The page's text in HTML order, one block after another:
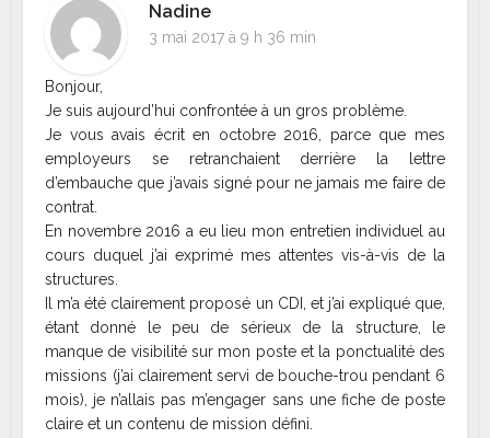
Nadine
3 mai 2017 à 9 h 36 min
Bonjour,
Je suis aujourd’hui confrontée à un gros problème.
Je vous avais écrit en octobre 2016, parce que mes
employeurs se retranchaient derrière la lettre
d’embauche que j’avais signé pour ne jamais me faire de
contrat.
En novembre 2016 a eu lieu mon entretien individuel au
cours duquel j’ai exprimé mes attentes vis-à-vis de la
structures.
Il m’a été clairement proposé un CDI, et j’ai expliqué que,
étant donné le peu de sérieux de la structure, le
manque de visibilité sur mon poste et la ponctualité des
missions (j’ai clairement servi de bouche-trou pendant 6
mois), je n’allais pas m’engager sans une fiche de poste
claire et un contenu de mission défini.